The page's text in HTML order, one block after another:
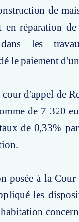
de
en réparation
les
le paiement
d'appel de
de 7 320
de 0,33%
posée à la Cour
les